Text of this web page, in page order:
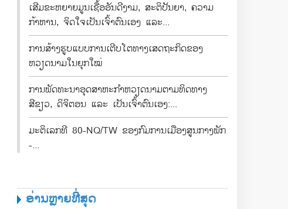
ເສີມຂະຫຍາຍມູນເຊື້ອອັນດີງາມ, ສະຕິປັນຍາ, ຄວາມ
ກ້າຫານ, ຈິດໃຈເປັນເຈົ້າຕົນເອງ ແລະ...
ການສ້າງຮູບແບບການເຕີບໂຕທາງເສດຖະກິດຂອງ
ຫວຽດນາມໃນຍຸກໃໝ່
ການພັດທະນາອຸດສາຫະກຳຫວຽດນາມຕາມທິດທາງ
ສີຂຽວ, ດິຈິຕອນ ແລະ ເປັນເຈົ້າຕົນເອງ:...
ມະຕິເລກທີ 80-NQ/TW ຂອງກົມການເມືອງສູນກາງພັກ
-...
ອ່ານຫຼາຍທີ່ສຸດ